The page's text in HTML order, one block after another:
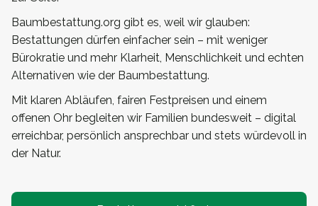
Baumbestattung.org gibt es, weil wir glauben:
Bestattungen dürfen einfacher sein – mit weniger
Bürokratie und mehr Klarheit, Menschlichkeit und echten
Alternativen wie der Baumbestattung.
Mit klaren Abläufen, fairen Festpreisen und einem
offenen Ohr begleiten wir Familien bundesweit – digital
erreichbar, persönlich ansprechbar und stets würdevoll in
der Natur.